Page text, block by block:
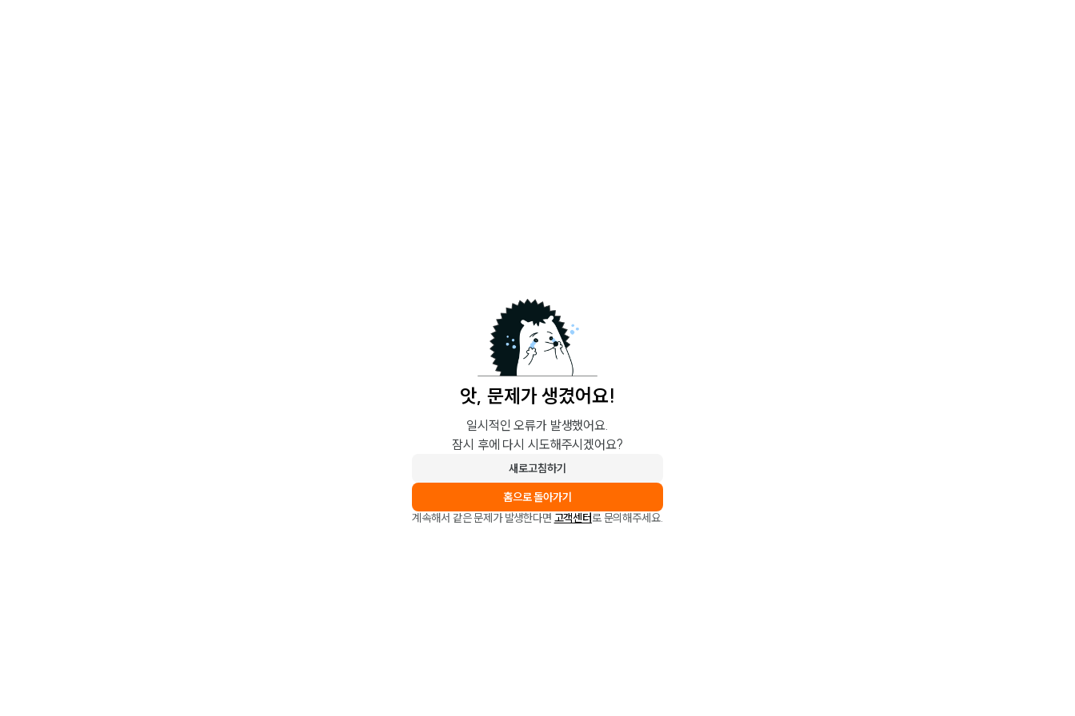
앗, 문제가 생겼어요!
일시적인 오류가 발생했어요.
잠시 후에 다시 시도해주시겠어요?
새로고침하기
홈으로 돌아가기
계속해서 같은 문제가 발생한다면 고객센터로 문의해주세요.